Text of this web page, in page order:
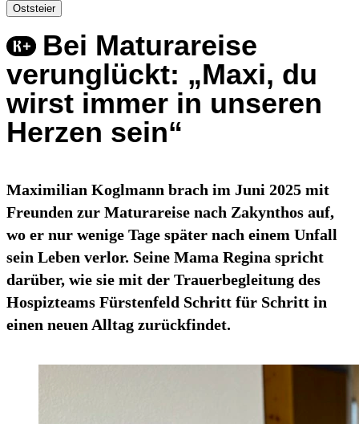
Oststeier
Bei Maturareise
verunglückt: „Maxi, du
wirst immer in unseren
Herzen sein“
Maximilian Koglmann brach im Juni 2025 mit
Freunden zur Maturareise nach Zakynthos auf,
wo er nur wenige Tage später nach einem Unfall
sein Leben verlor. Seine Mama Regina spricht
darüber, wie sie mit der Trauerbegleitung des
Hospizteams Fürstenfeld Schritt für Schritt in
einen neuen Alltag zurückfindet.